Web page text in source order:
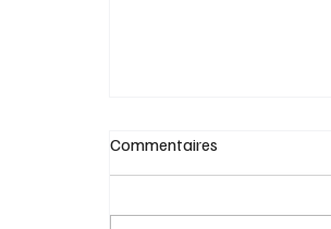
Commentaires